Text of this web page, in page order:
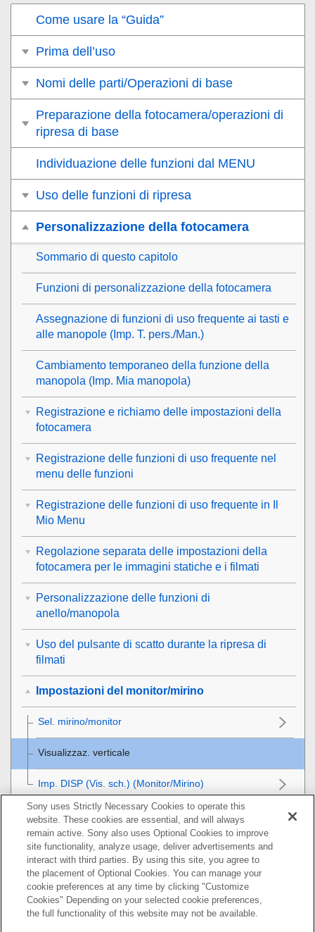
Come usare la “Guida”
Prima dell’uso
Nomi delle parti/Operazioni di base
Preparazione della fotocamera/operazioni di
ripresa di base
Individuazione delle funzioni dal MENU
Uso delle funzioni di ripresa
Personalizzazione della fotocamera
Sommario di questo capitolo
Funzioni di personalizzazione della fotocamera
Assegnazione di funzioni di uso frequente ai tasti e
alle manopole ( Imp. T. pers./Man.)
Cambiamento temporaneo della funzione della
manopola ( Imp. Mia manopola)
Registrazione e richiamo delle impostazioni della
fotocamera
Registrazione delle funzioni di uso frequente nel
menu delle funzioni
Registrazione delle funzioni di uso frequente in Il
Mio Menu
Regolazione separata delle impostazioni della
fotocamera per le immagini statiche e i filmati
Personalizzazione delle funzioni di
anello/manopola
Uso del pulsante di scatto durante la ripresa di
filmati
Impostazioni del monitor/mirino
Sel. mirino/monitor
Visualizzaz. verticale
Imp. DISP (Vis. sch.) (Monitor/Mirino)
Visualizzazione
Modifica delle impostazioni della fotocamera
Funzioni disponibili con uno smartphone
Uso di un computer
Sony uses Strictly Necessary Cookies to operate this
website. These cookies are essential, and will always
remain active. Sony also uses Optional Cookies to improve
site functionality, analyze usage, deliver advertisements and
interact with third parties. By using this site, you agree to
the placement of Optional Cookies. You can manage your
cookie preferences at any time by clicking "Customize
Cookies" Depending on your selected cookie preferences,
the full functionality of this website may not be available.